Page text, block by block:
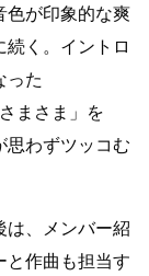
色が印象的な爽
く。イントロ
った
まさま」を
思わずツッコむ
は、メンバー紹
と作曲も担当す